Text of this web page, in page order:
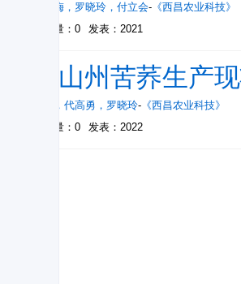
王云梅 ， 罗晓玲 ， 付立会- 《西昌农业科技》
被引量：0
发表：2021
凉山州苦荞生产
， 代高勇 ， 罗晓玲- 《西昌农业科技》
被引量：0
发表：2022